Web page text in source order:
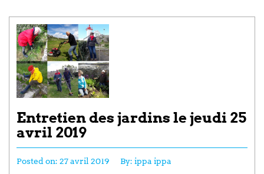
Entretien des jardins le jeudi 25
avril 2019
Posted on: 27 avril 2019 By: ippa ippa